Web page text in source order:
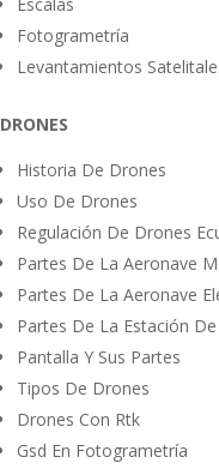
Fotogrametría
Levantamientos
DRONES
Historia De Drones
Uso De Drones
Regulación De Drones
Partes De La Aeronave
Partes De La Aeronave
Partes De La Estación
Pantalla Y Sus Partes
Tipos De Drones
Drones Con Rtk
Gsd En Fotogrametría